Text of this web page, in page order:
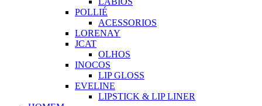
POLLIÉ
ACESSORIOS
LORENAY
JCAT
OLHOS
INOCOS
LIP GLOSS
EVELINE
LIPSTICK & LIP LINER